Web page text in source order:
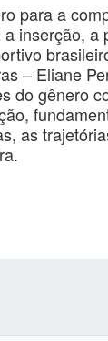
para a
inserção, a
– Eliane
do gênero
as